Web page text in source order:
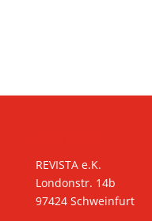
REVISTA e.K.
Londonstr. 14b
97424 Schweinfurt